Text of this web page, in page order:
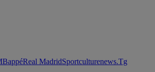
Real MadridSportculturenews.Tg